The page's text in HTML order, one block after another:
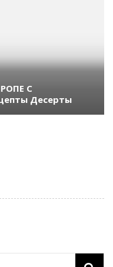
С
Десерты